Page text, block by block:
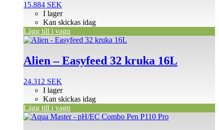
15.884 SEK
I lager
Kan skickas idag
Lägg till i vagn
Alien – Easyfeed 32 kruka 16L
24.312 SEK
I lager
Kan skickas idag
Lägg till i vagn